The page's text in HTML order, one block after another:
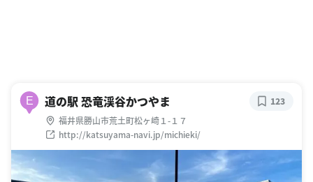
E 道の駅 恐竜渓谷かつやま
福井県勝山市荒土町松ヶ崎１-１７
http://katsuyama-navi.jp/michieki/
123